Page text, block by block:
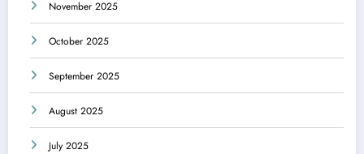
November 2025
October 2025
September 2025
August 2025
July 2025